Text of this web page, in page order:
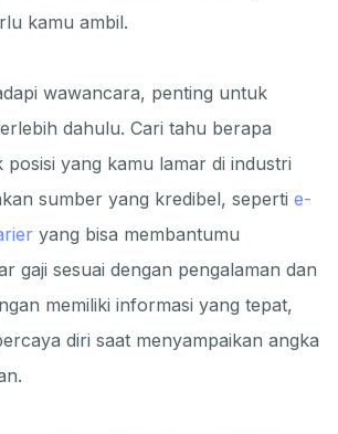
kamu ambil.
wawancara, penting untuk
dahulu. Cari tahu berapa
posisi yang kamu lamar di industri
sumber yang kredibel, seperti e-
yang bisa membantumu
gaji sesuai dengan pengalaman dan
memiliki informasi yang tepat,
diri saat menyampaikan angka